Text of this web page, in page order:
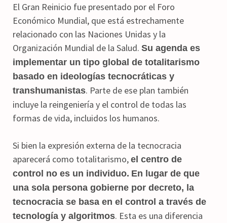
El Gran Reinicio fue presentado por el Foro
Económico Mundial, que está estrechamente
relacionado con las Naciones Unidas y la
Organización Mundial de la Salud. Su agenda es
implementar un tipo global de totalitarismo
basado en ideologías tecnocráticas y
transhumanistas. Parte de ese plan también
incluye la reingeniería y el control de todas las
formas de vida, incluidos los humanos.
Si bien la expresión externa de la tecnocracia
aparecerá como totalitarismo, el centro de
control no es un individuo. En lugar de que
una sola persona gobierne por decreto, la
tecnocracia se basa en el control a través de
tecnología y algoritmos. Esta es una diferencia